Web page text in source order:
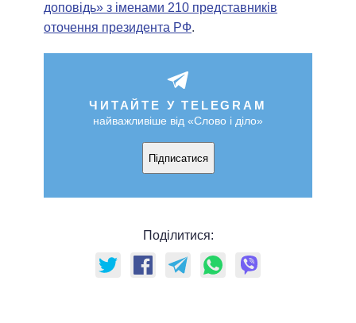
доповідь» з іменами 210 представників
оточення президента РФ.
ЧИТАЙТЕ У TELEGRAM
найважливіше від «Слово і діло»
Підписатися
Поділитися: